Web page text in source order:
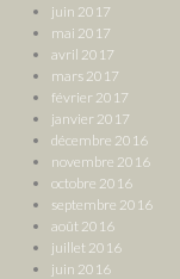
juin 2017
mai 2017
avril 2017
mars 2017
février 2017
janvier 2017
décembre 2016
novembre 2016
octobre 2016
septembre 2016
août 2016
juillet 2016
juin 2016